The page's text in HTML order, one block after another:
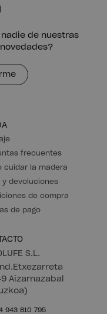
de nuestras
frecuentes
cuidar la madera
y devoluciones
de compra
de pago
S.L.
Aizarnazabal
943 810 795